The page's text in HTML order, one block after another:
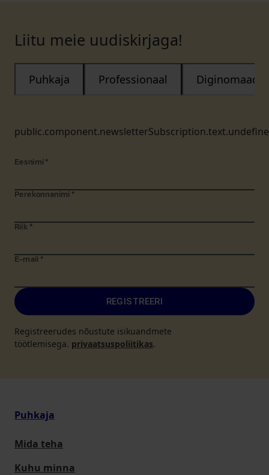
Liitu meie uudiskirjaga!
Puhkaja Professionaal Diginomaad
Eesnimi *
Perekonnanimi *
Riik *
E-mail *
REGISTREERI
Registreerudes nõustute isikuandmete
töötlemisega. privaatsuspoliitikas.
Puhkaja
Mida teha
Kuhu minna